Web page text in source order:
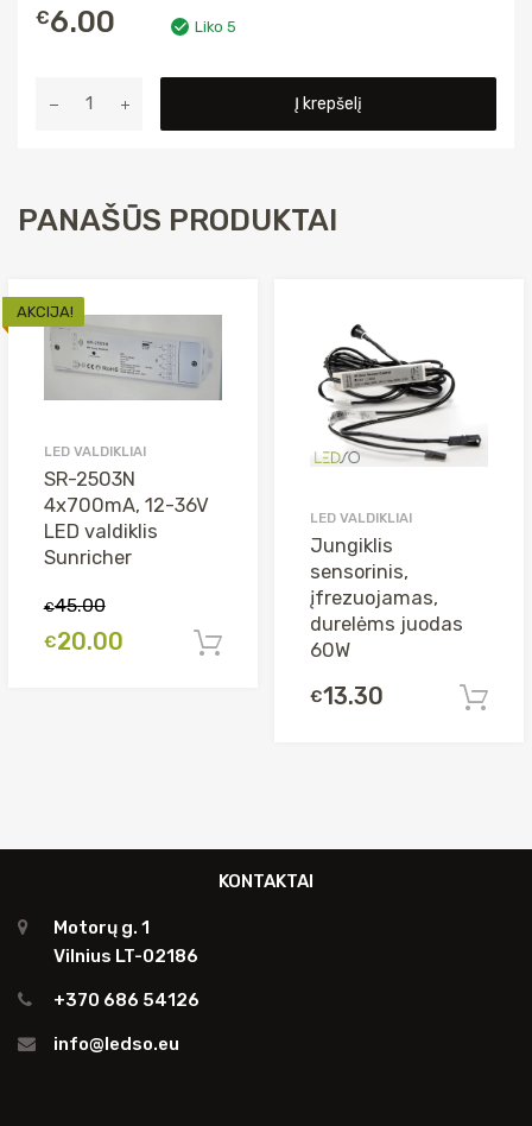
€6.00 Liko 5
valdiklis
12Vdc,
off/dimm,
juodas
Į krepšelį
PANAŠŪS PRODUKTAI
AKCIJA!
LED VALDIKLIAI
SR-2503N
4x700mA, 12-36V
LED valdiklis
Sunricher
€45.00
Original
€20.00Current
Į krepšelį
LED VALDIKLIAI
Jungiklis
sensorinis,
įfrezuojamas,
durelėms juodas
60W
€13.30
KONTAKTAI
Motorų g. 1
Vilnius LT-02186
+370 686 54126
info@ledso.eu